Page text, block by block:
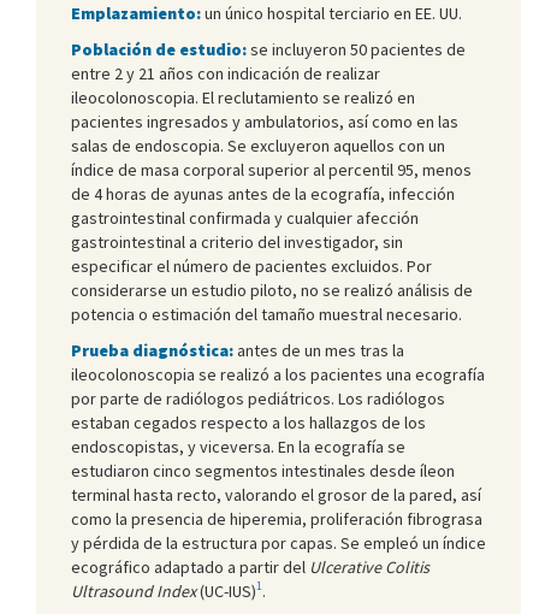
Emplazamiento:un único hospital terciario en EE. UU.
Población de estudio:se incluyeron 50 pacientes de
entre 2 y 21 años con indicación de realizar
ileocolonoscopia. El reclutamiento se realizó en
pacientes ingresados y ambulatorios, así como en las
salas de endoscopia. Se excluyeron aquellos con un
índice de masa corporal superior al percentil 95, menos
de 4 horas de ayunas antes de la ecografía, infección
gastrointestinal confirmada y cualquier afección
gastrointestinal a criterio del investigador, sin
especificar el número de pacientes excluidos. Por
considerarse un estudio piloto, no se realizó análisis de
potencia o estimación del tamaño muestral necesario.
Prueba diagnóstica:antes de un mes tras la
ileocolonoscopia se realizó a los pacientes una ecografía
por parte de radiólogos pediátricos. Los radiólogos
estaban cegados respecto a los hallazgos de los
endoscopistas, y viceversa. En la ecografía se
estudiaron cinco segmentos intestinales desde íleon
terminal hasta recto, valorando el grosor de la pared, así
como la presencia de hiperemia, proliferación fibrograsa
y pérdida de la estructura por capas. Se empleó un índice
ecográfico adaptado a partir del Ulcerative Colitis
Ultrasound Index(UC-IUS)1.